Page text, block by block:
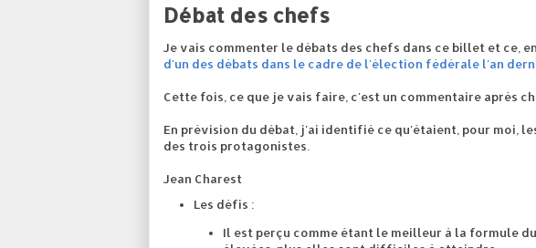
Débat des chefs
Je vais commenter le débats des chefs dans ce billet et ce,
d'un des débats dans le cadre de l'élection fédérale l'an
Cette fois, ce que je vais faire, c'est un commentaire après
En prévision du débat, j'ai identifié ce qu'étaient, pour moi,
des trois protagonistes.
Jean Charest
Les défis :
Il est perçu comme étant le meilleur à la formule